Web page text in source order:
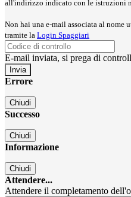
all'indirizzo indicato con le istruzioni
Non hai una e-mail associata al nome
tramite la Login Spaggiari
E-mail inviata, si prega di
Errore
Chiudi
Successo
Chiudi
Informazione
Chiudi
Attendere...
Attendere il completamento